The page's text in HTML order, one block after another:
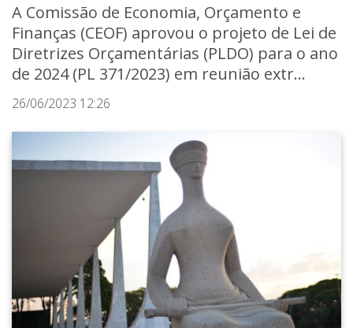
A Comissão de Economia, Orçamento e
Finanças (CEOF) aprovou o projeto de Lei de
Diretrizes Orçamentárias (PLDO) para o ano
de 2024 (PL 371/2023) em reunião extr...
26/06/2023 12:26